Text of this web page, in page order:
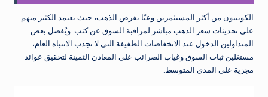
الكويتيون من أكثر المستثمرين وعيًا بفرص الذهب، حيث يعتمد الكثير منهم
على تحديثات سعر الذهب مباشر لمراقبة السوق عن كثب. ويُفضل بعض
المتداولين الدخول عند الانخفاضات الطفيفة التي لا تجذب الانتباه العام،
مستغلين ثبات السوق وغياب الضرائب على المعادن الثمينة لتحقيق عوائد
مجزية على المدى المتوسط.